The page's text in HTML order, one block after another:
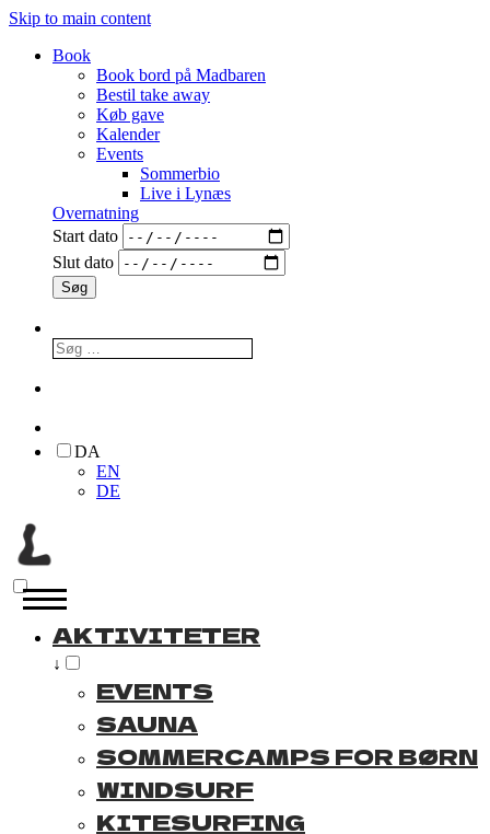
Skip to main content
Book
Book bord på Madbaren
Bestil take away
Køb gave
Kalender
Events
Sommerbio
Live i Lynæs
Overnatning
Start dato
Slut dato
DA
EN
DE
AKTIVITETER
↓
EVENTS
SAUNA
SOMMERCAMPS FOR BØRN
WINDSURF
KITESURFING